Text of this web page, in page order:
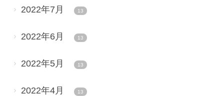
2022年7月 13
2022年6月 13
2022年5月 13
2022年4月 13